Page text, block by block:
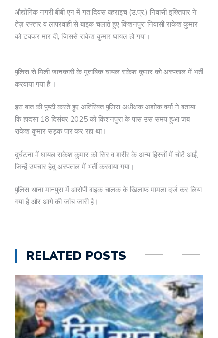
औद्योगिक नगरी बीबी एन में गत दिवस बहराइच (उ.प्र.) निवासी इख्तियार ने
तेज़ रफ्तार व लापरवाही से बाइक चलाते हुए किशनपुरा निवासी राकेश कुमार
को टक्कर मार दी, जिससे राकेश कुमार घायल हो गया।
पुलिस से मिली जानकारी के मुताबिक घायल राकेश कुमार को अस्पताल में भर्ती
करवाया गया है ।
इस बात की पुष्टी करते हुए अतिरिक्त पुलिस अधीक्षक अशोक वर्मा ने बताया
कि हादसा 18 दिसंबर 2025 को किशनपुरा के पास उस समय हुआ जब
राकेश कुमार सड़क पार कर रहा था।
दुर्घटना में घायल राकेश कुमार को सिर व शरीर के अन्य हिस्सों में चोटें आईं,
जिन्हें उपचार हेतु अस्पताल में भर्ती करवाया गया।
पुलिस थाना मानपुरा में आरोपी बाइक चालक के खिलाफ मामला दर्ज कर लिया
गया है और आगे की जांच जारी है।
RELATED POSTS